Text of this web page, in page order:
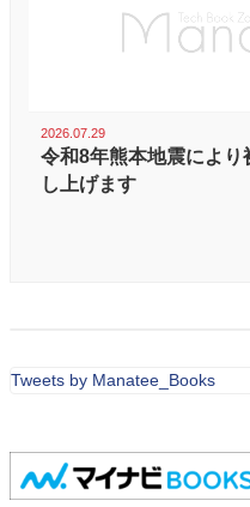
2026.07.29
令和8年熊本地震により
し上げます
Tweets by Manatee_Books